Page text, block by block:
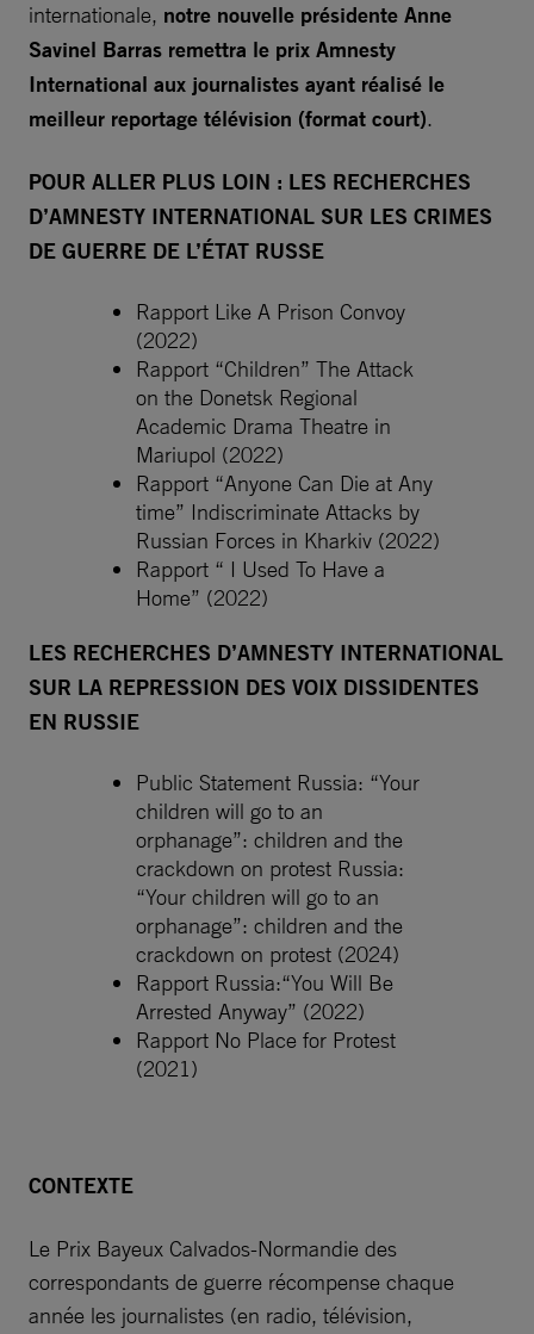
internationale, notre nouvelle présidente Anne
Savinel Barras remettra le prix Amnesty
International aux journalistes ayant réalisé le
meilleur reportage télévision (format court).
POUR ALLER PLUS LOIN : LES RECHERCHES
D’AMNESTY INTERNATIONAL SUR LES CRIMES
DE GUERRE DE L’ÉTAT RUSSE
Rapport Like A Prison Convoy
(2022)
Rapport “Children” The Attack
on the Donetsk Regional
Academic Drama Theatre in
Mariupol (2022)
Rapport “Anyone Can Die at Any
time” Indiscriminate Attacks by
Russian Forces in Kharkiv (2022)
Rapport “ I Used To Have a
Home” (2022)
LES RECHERCHES D’AMNESTY INTERNATIONAL
SUR LA REPRESSION DES VOIX DISSIDENTES
EN RUSSIE
Public Statement Russia: “Your
children will go to an
orphanage”: children and the
crackdown on protest Russia:
“Your children will go to an
orphanage”: children and the
crackdown on protest (2024)
Rapport Russia:“You Will Be
Arrested Anyway” (2022)
Rapport No Place for Protest
(2021)
CONTEXTE
Le Prix Bayeux Calvados-Normandie des
correspondants de guerre récompense chaque
année les journalistes (en radio, télévision,